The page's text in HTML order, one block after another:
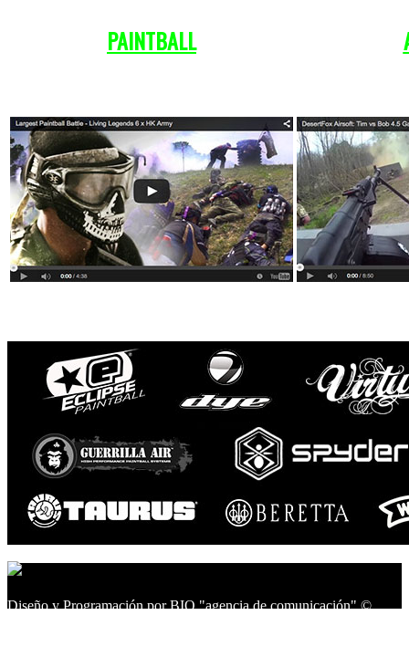
PAINTBALL
Diseño y Programación por BIO "agencia de comunicación" ©